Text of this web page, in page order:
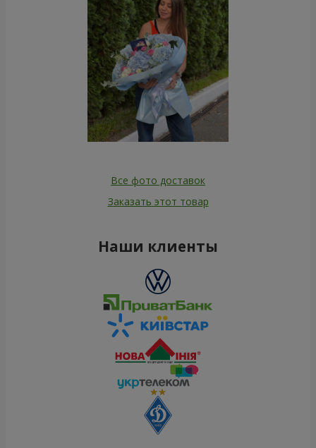
Все фото доставок
Заказать этот товар
Наши клиенты